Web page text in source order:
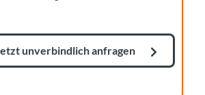
unverbindlich anfragen